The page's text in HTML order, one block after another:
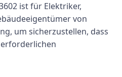
ist für Elektriker,
von
um sicherzustellen, dass